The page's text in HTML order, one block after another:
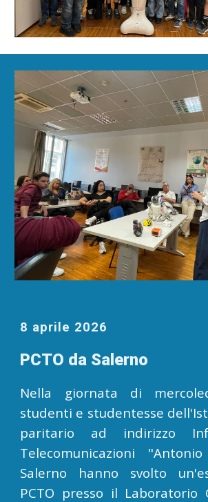
8 aprile 2026
PCTO da Salerno
Nella giornata di
studenti e studentesse
paritario ad indirizzo
Telecomunicazioni
Salerno hanno svolto
PCTO presso il Laboratorio